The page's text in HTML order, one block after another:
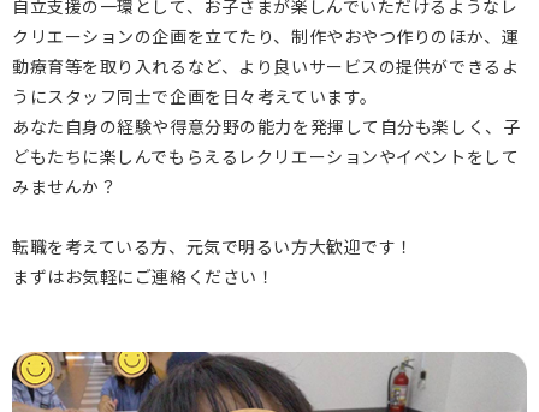
自立支援の一環として、お子さまが楽しんでいただけるようなレ
クリエーションの企画を立てたり、制作やおやつ作りのほか、 運
動療育等を取り入れるなど、より良いサービスの提供ができるよ
うにスタッフ同士で企画を日々考えています。
あなた自身の経験や得意分野の能力を発揮して自分も楽しく、子
どもたちに楽しんでもらえる レクリエーションやイベントをして
みませんか？
転職を考えている方、元気で明るい方大歓迎です！
まずはお気軽にご連絡ください！